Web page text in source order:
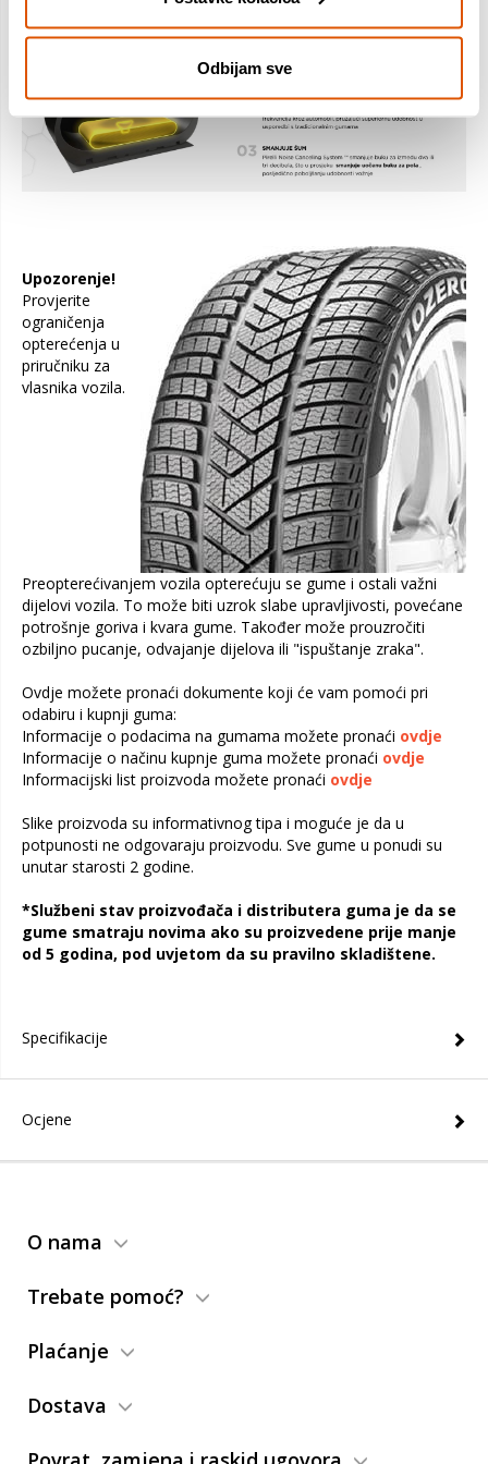
Odbijam sve
Upozorenje!
Provjerite
ograničenja
opterećenja u
priručniku za
vlasnika vozila.
Preopterećivanjem vozila opterećuju se gume i ostali važni
dijelovi vozila. To može biti uzrok slabe upravljivosti, povećane
potrošnje goriva i kvara gume. Također može prouzročiti
ozbiljno pucanje, odvajanje dijelova ili "ispuštanje zraka".
Ovdje možete pronaći dokumente koji će vam pomoći pri
odabiru i kupnji guma:
Informacije o podacima na gumama možete pronaći ovdje
Informacije o načinu kupnje guma možete pronaći ovdje
Informacijski list proizvoda možete pronaći ovdje
Slike proizvoda su informativnog tipa i moguće je da u
potpunosti ne odgovaraju proizvodu. Sve gume u ponudi su
unutar starosti 2 godine.
*Službeni stav proizvođača i distributera guma je da se
gume smatraju novima ako su proizvedene prije manje
od 5 godina, pod uvjetom da su pravilno skladištene.
Specifikacije
Ocjene
O nama
Trebate pomoć?
Plaćanje
Dostava